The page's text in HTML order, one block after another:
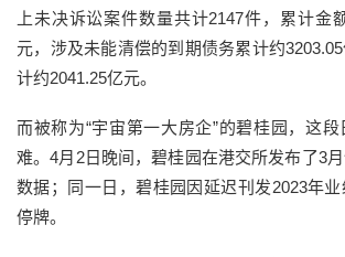
上未决诉讼案件数量共计2147件，累计金
元，涉及未能清偿的到期债务累计约
计约2041.25亿元。
而被称为“宇宙第一大房企”的碧桂园，这
难。4月2日晚间，碧桂园在港交所发布了3
数据；同一日，碧桂园因延迟刊发2023年
停牌。